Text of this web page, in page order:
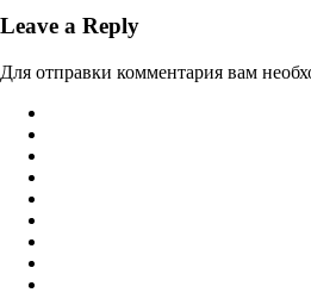
Leave a Reply
Для отправки комментария вам